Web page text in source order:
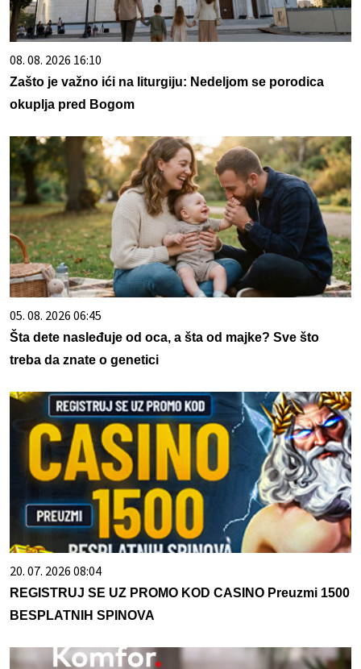
08. 08. 2026 16:10
Zašto je važno ići na liturgiju: Nedeljom se porodica
okuplja pred Bogom
05. 08. 2026 06:45
Šta dete nasleđuje od oca, a šta od majke? Sve što
treba da znate o genetici
20. 07. 2026 08:04
REGISTRUJ SE UZ PROMO KOD CASINO Preuzmi 1500
BESPLATNIH SPINOVA